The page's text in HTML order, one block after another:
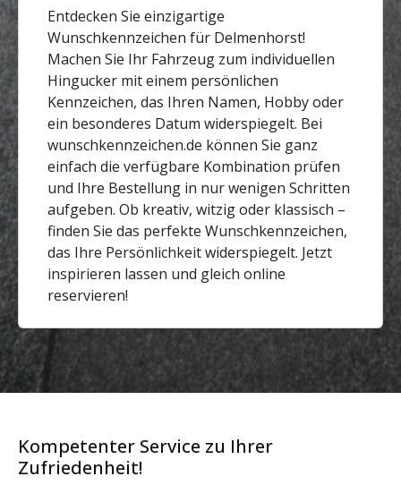
Entdecken Sie einzigartige
Wunschkennzeichen für Delmenhorst!
Machen Sie Ihr Fahrzeug zum individuellen
Hingucker mit einem persönlichen
Kennzeichen, das Ihren Namen, Hobby oder
ein besonderes Datum widerspiegelt. Bei
wunschkennzeichen.de können Sie ganz
einfach die verfügbare Kombination prüfen
und Ihre Bestellung in nur wenigen Schritten
aufgeben. Ob kreativ, witzig oder klassisch –
finden Sie das perfekte Wunschkennzeichen,
das Ihre Persönlichkeit widerspiegelt. Jetzt
inspirieren lassen und gleich online
reservieren!
Kompetenter Service zu Ihrer
Zufriedenheit!